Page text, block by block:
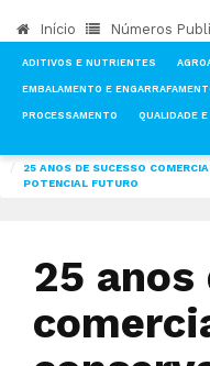
Início Números
ADITIVOS E NUTRIENTES
EMBALAMENTO E
PROCESSAMENTO QUALIDADE
25 ANOS DE SUCESSO
POTENCIAL FUTURO
25 anos